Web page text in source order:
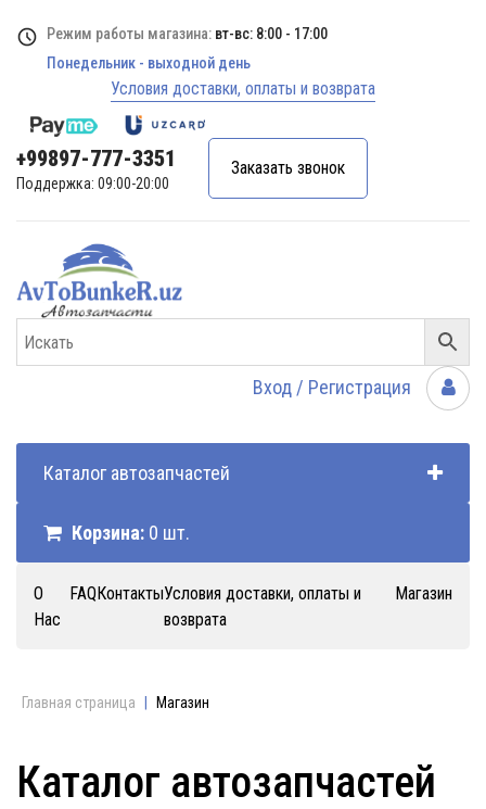
Режим работы магазина: вт-вс: 8:00 - 17:00
Понедельник - выходной день
Условия доставки, оплаты и возврата
+99897-777-3351
Поддержка: 09:00-20:00
Заказать звонок
Вход / Регистрация
Каталог автозапчастей
Корзина: 0 шт.
О
Нас
FAQКонтактыУсловия доставки, оплаты и
возврата
Магазин
Главная страница Магазин
Каталог автозапчастей